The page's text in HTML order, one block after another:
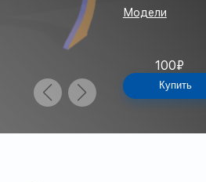
Модели
100₽
Купить